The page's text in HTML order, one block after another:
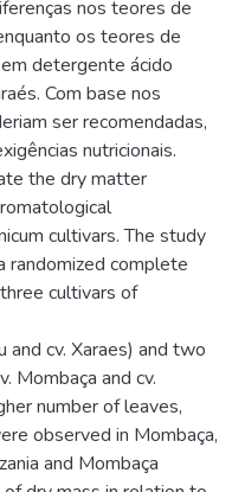
nos teores de
os teores de
detergente ácido
Com base nos
ser recomendadas,
nutricionais.
the dry matter
cultivars. The study
randomized complete
cultivars of
and cv. Xaraes) and two
Mombaça and cv.
number of leaves,
observed in Mombaça,
and Mombaça